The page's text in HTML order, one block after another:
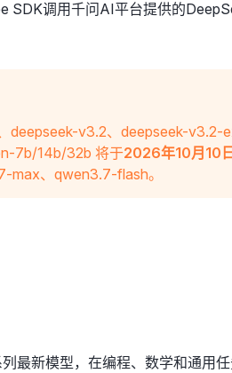
调用千问AI平台提供的
deepseek-v3.2、deepseek-v3.2-
7b/14b/32b 将于2026年10月10日
max、qwen3.7-flash。
最新模型，在编程、数学和通用